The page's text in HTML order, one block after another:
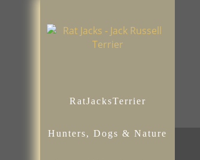
RatJacksTerrier
Hunters, Dogs & Nature